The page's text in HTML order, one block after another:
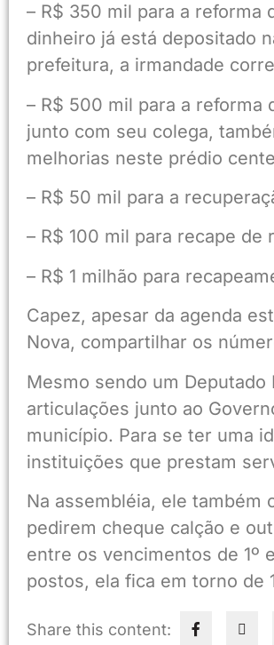
– R$ 350 mil para a reforma
dinheiro já está depositado
prefeitura, a irmandade
– R$ 500 mil para a reforma
junto com seu colega,
melhorias neste prédio
– R$ 50 mil para a
– R$ 100 mil para recape de
– R$ 1 milhão para
Capez, apesar da agenda
Nova, compartilhar os
Mesmo sendo um
articulações junto ao
município. Para se ter uma
instituições que prestam
Na assembléia, ele também
pedirem cheque calção e
entre os vencimentos de 1º
postos, ela fica em torno de
Share this content: